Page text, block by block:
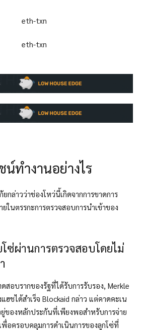
น์ทำงานอย่างไร
กล่าวว่าช่องโหว่นี้เกิดจากการขาดการ
ในตรรกะการตรวจสอบการนำเข้าของ
ซ่ผ่านการตรวจสอบโดยไม่
สอบรากของรัฐที่ได้รับการรับรอง, Merkle
ฮชได้สำเร็จ Blockaid กล่าว แต่คาดคะเน
ของหลักประกันที่เพียงพอสำหรับการจ่าย
อครอบคลุมการดำเนินการของลูกโซ่ที่